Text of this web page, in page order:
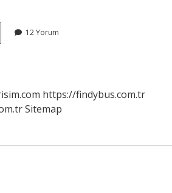
12 Yorum
https://findybus.com.tr
Sitemap